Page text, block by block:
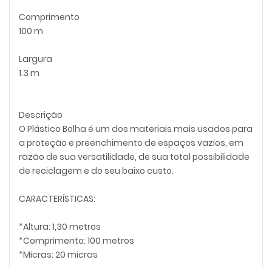
Comprimento
100 m
Largura
1.3 m
Descrição
O Plástico Bolha é um dos materiais mais usados para
a proteção e preenchimento de espaços vazios, em
razão de sua versatilidade, de sua total possibilidade
de reciclagem e do seu baixo custo.
CARACTERÍSTICAS:
*Altura: 1,30 metros
*Comprimento: 100 metros
*Micras: 20 micras